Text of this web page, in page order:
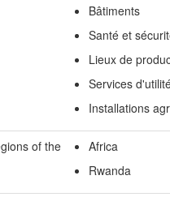
Bâtiments
Santé et
Lieux de
Services
Installations
of the
Africa
Rwanda